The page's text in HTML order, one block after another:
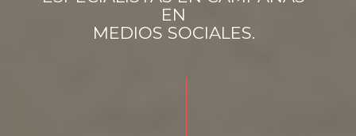
EN
MEDIOS SOCIALES.